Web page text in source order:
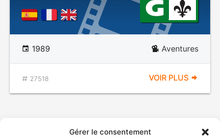
Gérer le consentement
1989 Aventures
27518 VOIR PLUS